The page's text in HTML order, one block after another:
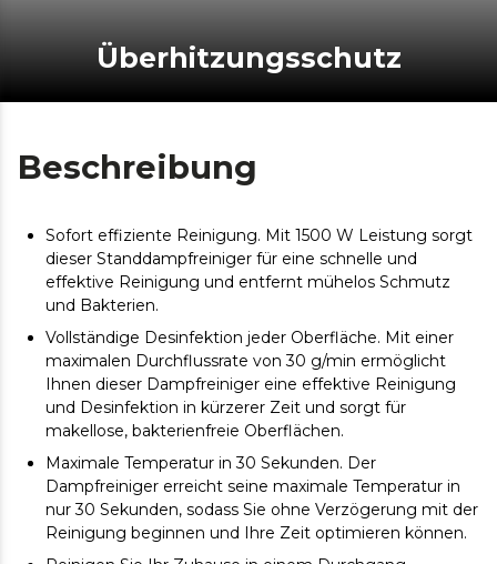
Überhitzungsschutz
Beschreibung
Sofort effiziente Reinigung. Mit 1500 W Leistung sorgt
dieser Standdampfreiniger für eine schnelle und
effektive Reinigung und entfernt mühelos Schmutz
und Bakterien.
Vollständige Desinfektion jeder Oberfläche. Mit einer
maximalen Durchflussrate von 30 g/min ermöglicht
Ihnen dieser Dampfreiniger eine effektive Reinigung
und Desinfektion in kürzerer Zeit und sorgt für
makellose, bakterienfreie Oberflächen.
Maximale Temperatur in 30 Sekunden. Der
Dampfreiniger erreicht seine maximale Temperatur in
nur 30 Sekunden, sodass Sie ohne Verzögerung mit der
Reinigung beginnen und Ihre Zeit optimieren können.